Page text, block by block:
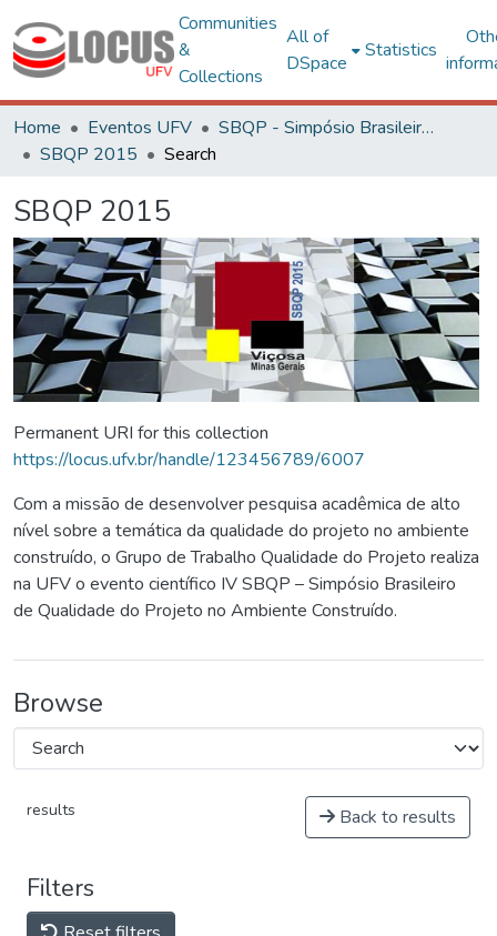
Communities
&
Collections
All of
DSpace
Statistics
Home Eventos UFV
SBQP - Simpósio Brasileiro de Qualidade do Projeto no Ambiente Construído
SBQP 2015
Search
SBQP 2015
Permanent URI for this collection
https://locus.ufv.br/handle/123456789/6007
Com a missão de desenvolver pesquisa acadêmica de alto
nível sobre a temática da qualidade do projeto no ambiente
construído, o Grupo de Trabalho Qualidade do Projeto realiza
na UFV o evento científico IV SBQP – Simpósio Brasileiro
de Qualidade do Projeto no Ambiente Construído.
Browse
results Back to results
Filters